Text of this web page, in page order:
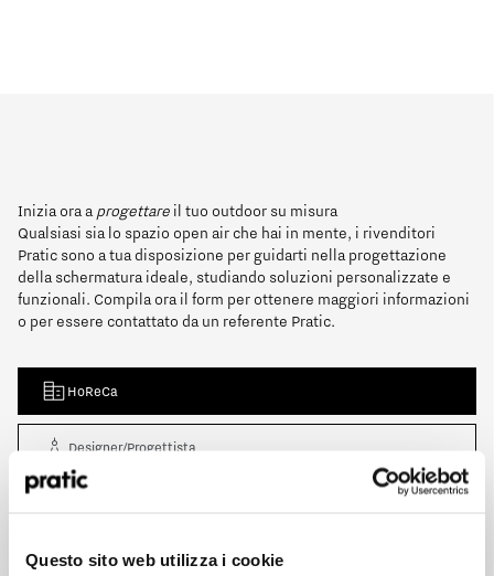
Questo sito web utilizza i cookie
Inizia ora aprogettare il tuo outdoor su misura
Qualsiasi sia lo spazio open air che hai in mente, i rivenditori
Pratic sono a tua disposizione per guidarti nella progettazione
della schermatura ideale, studiando soluzioni personalizzate e
funzionali. Compila ora il form per ottenere maggiori informazioni
o per essere contattato da un referente Pratic.
HoReCa
Designer/Progettista
Rivenditore
HoReCa